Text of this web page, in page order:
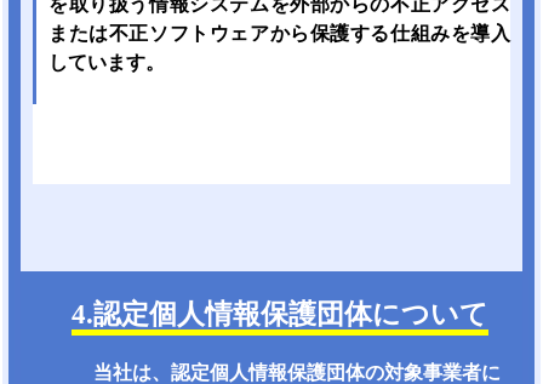
または不正ソフトウェアから保護する仕組みを導入
しています。
4.認定個人情報保護団体について
当社は、認定個人情報保護団体の対象事業者に